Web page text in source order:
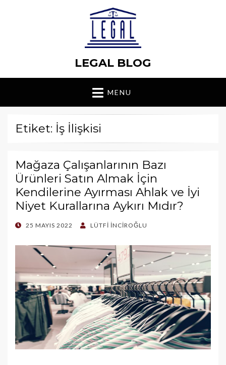
LEGAL BLOG
MENU
Etiket: İş İlişkisi
Mağaza Çalışanlarının Bazı
Ürünleri Satın Almak İçin
Kendilerine Ayırması Ahlak ve İyi
Niyet Kurallarına Aykırı Mıdır?
POSTED
25 MAYIS 2022 LÜTFI İNCIROĞLU